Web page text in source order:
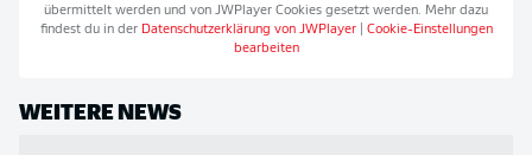
übermittelt werden und von JWPlayer Cookies gesetzt werden. Mehr dazu
findest du in der Datenschutzerklärung von JWPlayer| Cookie-Einstellungen
bearbeiten
WEITERE NEWS